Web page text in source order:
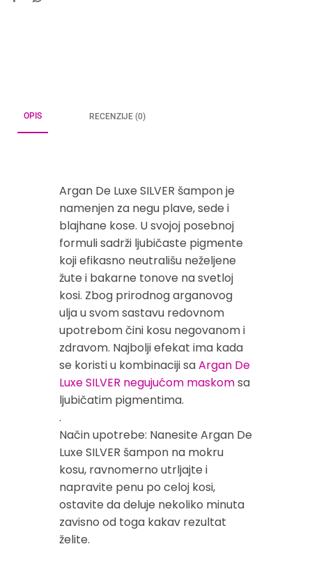
OPIS RECENZIJE (0)
Argan De Luxe SILVER šampon je
namenjen za negu plave, sede i
blajhane kose. U svojoj posebnoj
formuli sadrži ljubičaste pigmente
koji efikasno neutrališu neželjene
žute i bakarne tonove na svetloj
kosi. Zbog prirodnog arganovog
ulja u svom sastavu redovnom
upotrebom čini kosu negovanom i
zdravom. Najbolji efekat ima kada
se koristi u kombinaciji saArgan De
Luxe SILVER negujućom maskomsa
ljubičatim pigmentima.
.
Način upotrebe: Nanesite Argan De
Luxe SILVER šampon na mokru
kosu, ravnomerno utrljajte i
napravite penu po celoj kosi,
ostavite da deluje nekoliko minuta
zavisno od toga kakav rezultat
želite.